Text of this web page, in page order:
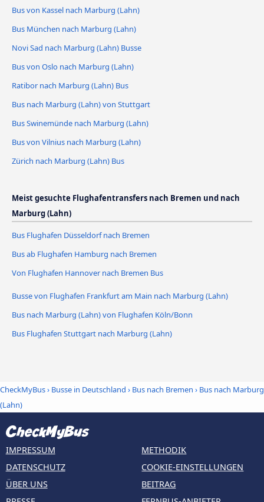
Bus von Kassel nach Marburg (Lahn)
Bus München nach Marburg (Lahn)
Novi Sad nach Marburg (Lahn) Busse
Bus von Oslo nach Marburg (Lahn)
Ratibor nach Marburg (Lahn) Bus
Bus nach Marburg (Lahn) von Stuttgart
Bus Swinemünde nach Marburg (Lahn)
Bus von Vilnius nach Marburg (Lahn)
Zürich nach Marburg (Lahn) Bus
Meist gesuchte Flughafentransfers nach Bremen und nach
Marburg (Lahn)
Bus Flughafen Düsseldorf nach Bremen
Bus ab Flughafen Hamburg nach Bremen
Von Flughafen Hannover nach Bremen Bus
Busse von Flughafen Frankfurt am Main nach Marburg (Lahn)
Bus nach Marburg (Lahn) von Flughafen Köln/Bonn
Bus Flughafen Stuttgart nach Marburg (Lahn)
CheckMyBus› Busse in Deutschland › Bus nach Bremen › Bus nach Marburg
(Lahn)
IMPRESSUM
DATENSCHUTZ
ÜBER UNS
METHODIK
COOKIE-EINSTELLUNGEN
BEITRAG